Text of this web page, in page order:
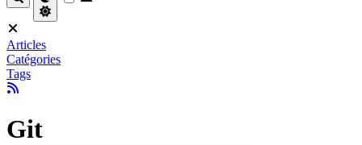
Articles
Catégories
Tags
Git